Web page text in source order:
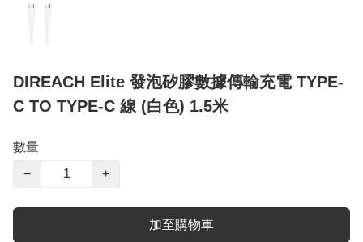
DIREACH Elite 發泡矽膠數據傳輸充電 TYPE-
C TO TYPE-C 線 (白色) 1.5米
數量
−
+
加至購物車